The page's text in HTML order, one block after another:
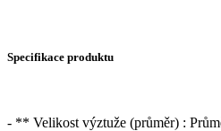
Specifikace produktu
- ** Velikost výztuže (průměr) :